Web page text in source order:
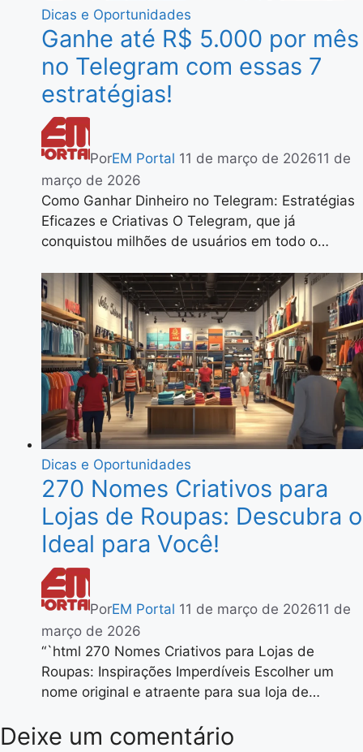
Dicas e Oportunidades
Ganhe até R$ 5.000 por mês
no Telegram com essas 7
estratégias!
PorEM Portal 11 de março de 202611 de
março de 2026
Como Ganhar Dinheiro no Telegram: Estratégias
Eficazes e Criativas O Telegram, que já
conquistou milhões de usuários em todo o…
Dicas e Oportunidades
270 Nomes Criativos para
Lojas de Roupas: Descubra o
Ideal para Você!
PorEM Portal 11 de março de 202611 de
março de 2026
“`html 270 Nomes Criativos para Lojas de
Roupas: Inspirações Imperdíveis Escolher um
nome original e atraente para sua loja de…
Deixe um comentário